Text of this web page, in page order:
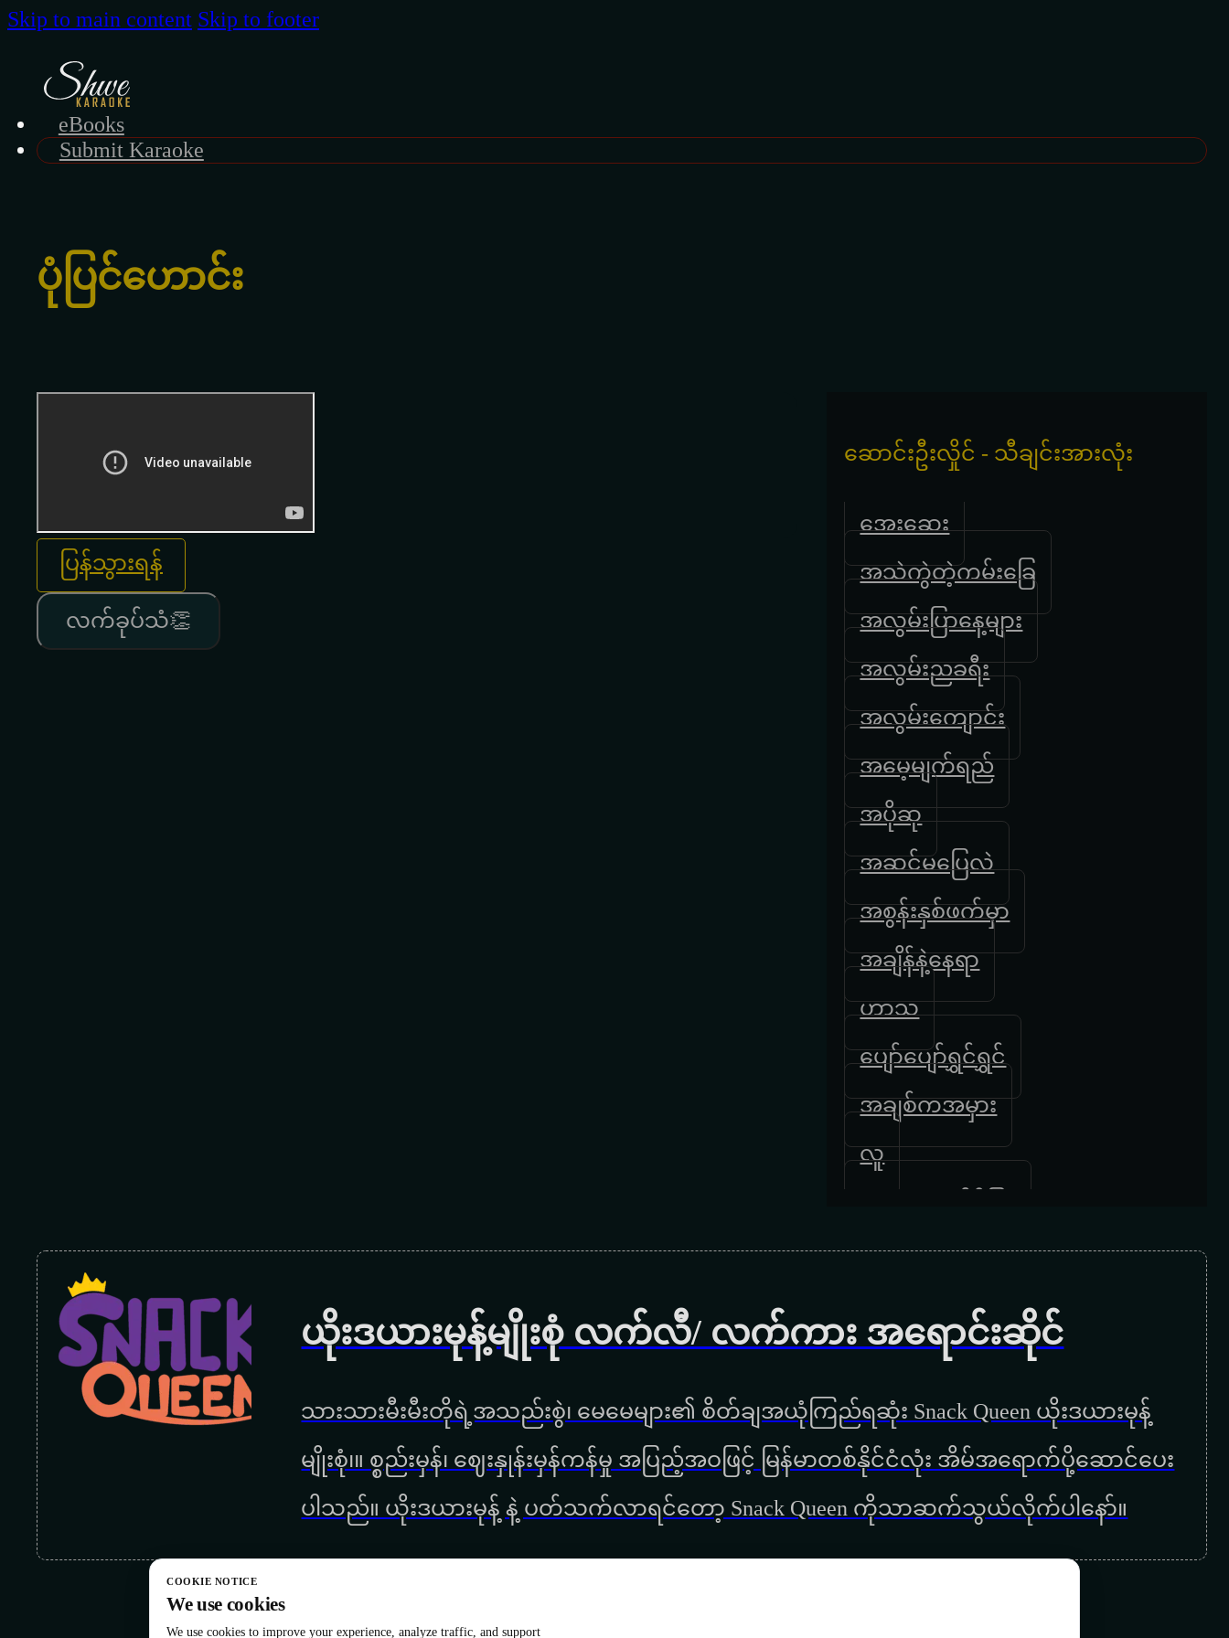
Skip to main content Skip to footer
eBooks
Submit Karaoke
ပုံပြင်ဟောင်း
ပြန်သွားရန်
လက်ခုပ်သံ👏
ဆောင်းဦးလှိုင် - သီချင်းအားလုံး
အေးဆေး
အသဲကွဲတဲ့ကမ်းခြေ
အလွမ်းပြာနေ့များ
အလွမ်းညခရီး
အလွမ်းကျောင်း
အမေ့မျက်ရည်
အပိုဆု
အဆင်မပြေလဲ
အစွန်းနှစ်ဖက်မှာ
အချိန်နဲ့နေရာ
ဟာသ
ပျော်ပျော်ရွှင်ရွှင်
အချစ်ကအမှား
လူ
လွမ်းရယ်မပြေ
မင်းကလေးမှာနှာခေါင်းမရှိရင်
ဘာမှမသိချင်သောညများ
ဖြူစင်သူများသို့
ပြိုမှာလေလားမိုးကောင်းကင်
ယိုးဒယားမုန့်မျိုးစုံ လက်လီ/ လက်ကား အရောင်းဆိုင်
သားသားမီးမီးတိုရဲ့အသည်းစွဲ၊ မေမေများ၏ စိတ်ချအယုံကြည်ရဆုံး Snack Queen ယိုးဒယားမုန့်
မျိုးစုံ၊။ စ္စည်းမှန်၊ ‌ဈေးနှုန်းမှန်ကန်မှု အပြည့်အဝဖြင့် မြန်မာတစ်နိုင်ငံလုံး အိမ်အရောက်ပို့ဆောင်ပေး
ပါသည်။ ယိုးဒယားမုန့် နဲ့ ပတ်သက်လာရင်တော့ Snack Queen ကိုသာဆက်သွယ်လိုက်ပါနော်။
COOKIE NOTICE
We use cookies
We use cookies to improve your experience, analyze traffic, and support